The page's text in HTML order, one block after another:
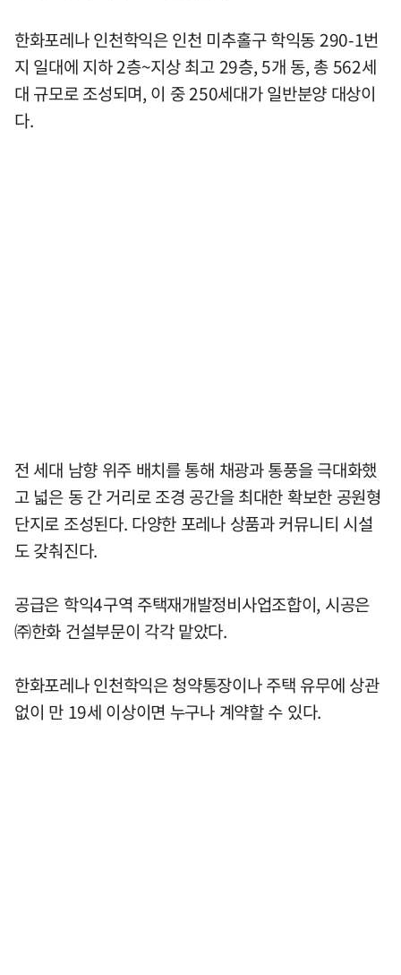
한화포레나 인천학익은 인천 미추홀구 학익동 290-1번
지 일대에 지하 2층~지상 최고 29층, 5개 동, 총 562세
대 규모로 조성되며, 이 중 250세대가 일반분양 대상이
다.
전 세대 남향 위주 배치를 통해 채광과 통풍을 극대화했
고 넓은 동 간 거리로 조경 공간을 최대한 확보한 공원형
단지로 조성된다. 다양한 포레나 상품과 커뮤니티 시설
도 갖춰진다.
공급은 학익4구역 주택재개발정비사업조합이, 시공은
㈜한화 건설부문이 각각 맡았다.
한화포레나 인천학익은 청약통장이나 주택 유무에 상관
없이 만 19세 이상이면 누구나 계약할 수 있다.